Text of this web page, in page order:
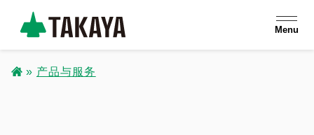
Menu
产品与服务